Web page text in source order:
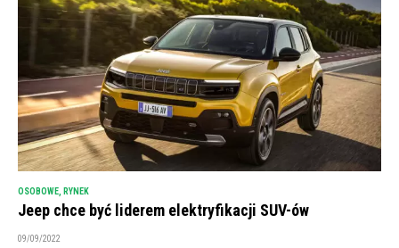
OSOBOWE RYNEK
Jeep chce być liderem elektryfikacji SUV-ów
09/09/2022